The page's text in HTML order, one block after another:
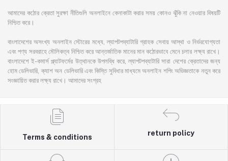
আমাদের কঠোর ক্রেতা সুরক্ষা নীতিগুলি অনলাইনে কেনাকাটা করার সময় কোনও ঝুঁকি না নেওয়ার বিষয়টি
নিশ্চিত করে।
বাংলাদেশের অসংখ্য অনলাইন স্টোরের মধ্যে, ল্যাপটপব্যাটারি গ্রাহক সেবায় আস্থা ও নির্ভরযোগ্যতা
এবং পণ্য সরবরাহে মৌলিকত্ব নিশ্চিত করে আন্তর্জাতিক মানের মান কঠোরভাবে মেনে চলার লক্ষ্য রাখে।
বাংলাদেশে ই-কমার্স প্ল্যাটফর্মের উত্থানকে উপলব্ধি করে, ল্যাপটপব্যাটারি সারা দেশের ক্রেতাদের জন্য
হোম ডেলিভারি, ক্যাশ অন ডেলিভারি এবং কিস্তি সুবিধার মাধ্যমে অনলাইন শপিং অভিজ্ঞতাকে নতুন করে
সংজ্ঞায়িত করার লক্ষ্য রাখে। আমাদের সংগ্রহ
Terms & conditions
return policy